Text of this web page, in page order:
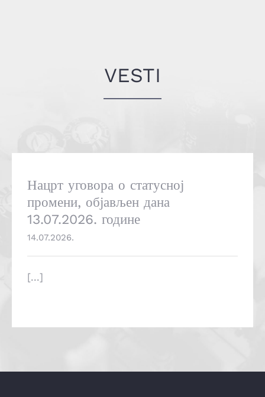
VESTI
Нацрт уговора о статусној
промени, објављен дана
13.07.2026. године
14.07.2026.
[...]